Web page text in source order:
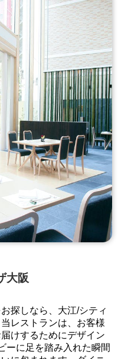
大阪
探しなら、大江/シティ
レストランは、お客様
けするためにデザイン
ーに足を踏み入れた瞬間